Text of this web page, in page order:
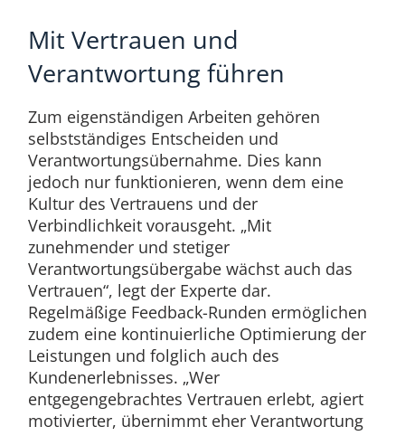
Mit Vertrauen und
Verantwortung führen
Zum eigenständigen Arbeiten gehören
selbstständiges Entscheiden und
Verantwortungsübernahme. Dies kann
jedoch nur funktionieren, wenn dem eine
Kultur des Vertrauens und der
Verbindlichkeit vorausgeht. „Mit
zunehmender und stetiger
Verantwortungsübergabe wächst auch das
Vertrauen“, legt der Experte dar.
Regelmäßige Feedback-Runden ermöglichen
zudem eine kontinuierliche Optimierung der
Leistungen und folglich auch des
Kundenerlebnisses. „Wer
entgegengebrachtes Vertrauen erlebt, agiert
motivierter, übernimmt eher Verantwortung